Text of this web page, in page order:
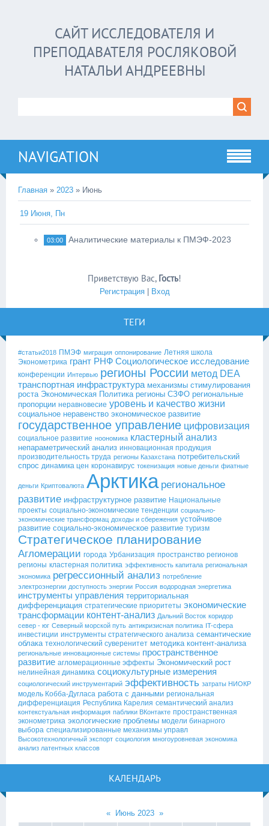
САЙТ ИССЛЕДОВАТЕЛЯ И
ПРЕПОДАВАТЕЛЯ РОСЛЯКОВОЙ
НАТАЛЬИ АНДРЕЕВНЫ
NAVIGATION
Главная » 2023 » Июнь
19 Июня, Пн
03:00 Аналитические материалы к ПМЭФ-2023
Приветствую Вас, Гость!
Регистрация| Вход
ТЕГИ
#статьи2018 ПМЭФ миграция оппонирование Летняя школа
Эконометрика грант РНФ Социологическое исследование
конференции Интервью регионы России метод DEA
транспортная инфраструктура механизмы стимулирования
роста Экономическая Политика регионы СЗФО региональные
пропорции неравновесие уровень и качество жизни
социальное неравенство экономическое развитие
государственное управление цифровизация
социальное развитие ноономика кластерный анализ
непараметрический анализ инновационная продукция
производительность труда регионы Казахстана потребительский
спрос динамика цен коронавирус токенизация новые деньги фиатные
деньги Криптовалюта Арктика региональное
развитие инфраструктурное развитие Национальные
проекты социально-экономические тенденции социально-
экономические трансформац доходы и сбережения устойчивое
развитие социально-экономическое развитие туризм
Стратегическое планирование
Агломерации города Урбанизация пространство регионов
регионы кластерная политика эффективность капитала региональная
экономика регрессионный анализ потребление
электроэнергии доступность энергии Россия водородная энергетика
инструменты управления территориальная
дифференциация стратегические приоритеты экономические
трансформации контент-анализ Дальний Восток коридор
север - юг Северный морской путь антикризисная политика IT-сфера
инвестиции инструменты стратегического анализа семантические
облака технологический суверенитет методика контент-анализа
региональные инновационные системы пространственное
развитие агломерационные эффекты Экономический рост
нелинейная динамика социокультурные измерения
социологический инструментарий эффективность затраты НИОКР
модель Кобба-Дугласа работа с данными региональная
дифференциация Республика Карелия семантический анализ
контекстуальная информация паблики ВКонтакте пространственная
эконометрика экологические проблемы модели бинарного
выбора специализированные механизмы управл
Высокотехнологичный экспорт социология многоуровневая экономика
анализ латентных классов
КАЛЕНДАРЬ
« Июнь 2023 »